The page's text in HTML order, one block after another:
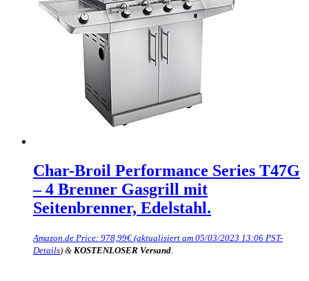
Char-Broil Performance Series T47G
– 4 Brenner Gasgrill mit
Seitenbrenner, Edelstahl.
Amazon.de Price: 978,99€ (aktualisiert am 05/03/2023 13:06 PST-
Details) & KOSTENLOSER Versand.